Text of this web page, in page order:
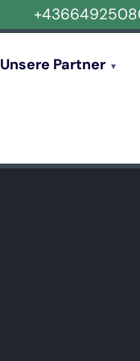
Unsere Partner